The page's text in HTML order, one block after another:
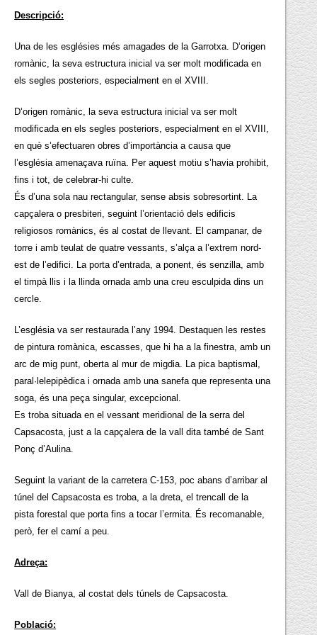
Descripció:
Una de les esglésies més amagades de la Garrotxa. D’origen
romànic, la seva estructura inicial va ser molt modificada en
els segles posteriors, especialment en el XVIII.
D’origen romànic, la seva estructura inicial va ser molt
modificada en els segles posteriors, especialment en el XVIII,
en què s’efectuaren obres d’importància a causa que
l’església amenaçava ruïna. Per aquest motiu s’havia prohibit,
fins i tot, de celebrar-hi culte.
És d’una sola nau rectangular, sense absis sobresortint. La
capçalera o presbiteri, seguint l’orientació dels edificis
religiosos romànics, és al costat de llevant. El campanar, de
torre i amb teulat de quatre vessants, s’alça a l’extrem nord-
est de l’edifici. La porta d’entrada, a ponent, és senzilla, amb
el timpà llis i la llinda ornada amb una creu esculpida dins un
cercle.
L’església va ser restaurada l’any 1994. Destaquen les restes
de pintura romànica, escasses, que hi ha a la finestra, amb un
arc de mig punt, oberta al mur de migdia. La pica baptismal,
paral·lelepipèdica i ornada amb una sanefa que representa una
soga, és una peça singular, excepcional.
Es troba situada en el vessant meridional de la serra del
Capsacosta, just a la capçalera de la vall dita també de Sant
Ponç d’Aulina.
Seguint la variant de la carretera C-153, poc abans d’arribar al
túnel del Capsacosta es troba, a la dreta, el trencall de la
pista forestal que porta fins a tocar l’ermita. És recomanable,
però, fer el camí a peu.
Adreça:
Vall de Bianya, al costat dels túnels de Capsacosta.
Població: